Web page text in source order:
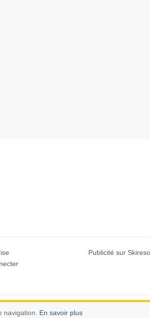
Publicité sur
droits réservés.
navigation. En savoir plus